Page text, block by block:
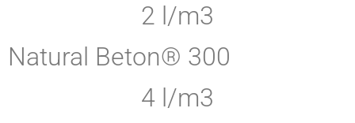
2 l/m3
Natural Beton® 300
4 l/m3